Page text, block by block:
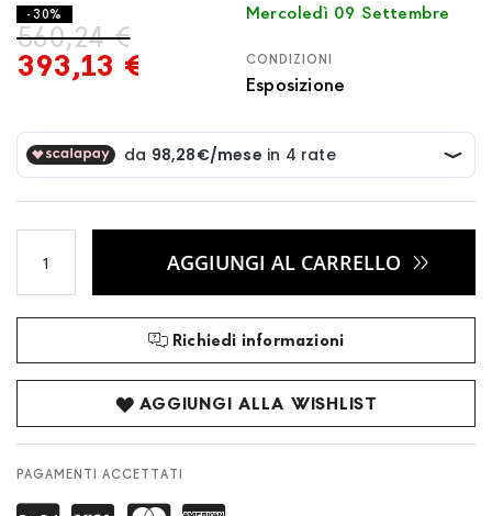
393,13 €
560,24 €
- 30% Mercoledì 09 Settembre
CONDIZIONI
Esposizione
AGGIUNGI AL CARRELLO
Richiedi informazioni
AGGIUNGI ALLA WISHLIST
PAGAMENTI ACCETTATI